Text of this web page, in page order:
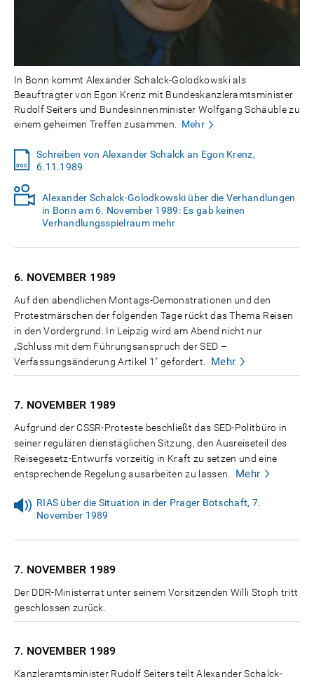
In Bonn kommt Alexander Schalck-Golodkowski als
Beauftragter von Egon Krenz mit Bundeskanzleramtsminister
Rudolf Seiters und Bundesinnenminister Wolfgang Schäuble zu
einem geheimen Treffen zusammen.
Mehr
Schreiben von Alexander Schalck an Egon Krenz,
6.11.1989
Alexander Schalck-Golodkowski über die Verhandlungen
in Bonn am 6. November 1989: Es gab keinen
Verhandlungsspielraum mehr
6. NOVEMBER 1989
Auf den abendlichen Montags-Demonstrationen und den
Protestmärschen der folgenden Tage rückt das Thema Reisen
in den Vordergrund. In Leipzig wird am Abend nicht nur
„Schluss mit dem Führungsanspruch der SED –
Verfassungsänderung Artikel 1" gefordert.
Mehr
7. NOVEMBER 1989
Aufgrund der CSSR-Proteste beschließt das SED-Politbüro in
seiner regulären dienstäglichen Sitzung, den Ausreiseteil des
Reisegesetz-Entwurfs vorzeitig in Kraft zu setzen und eine
entsprechende Regelung ausarbeiten zu lassen.
Mehr
RIAS über die Situation in der Prager Botschaft, 7.
November 1989
7. NOVEMBER 1989
Der DDR-Ministerrat unter seinem Vorsitzenden Willi Stoph tritt
geschlossen zurück.
7. NOVEMBER 1989
Kanzleramtsminister Rudolf Seiters teilt Alexander Schalck-